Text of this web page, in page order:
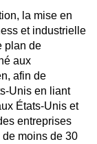
la mise en
et industrielle
plan de
aux
afin de
Unis en liant
États-Unis et
entreprises
moins de 30